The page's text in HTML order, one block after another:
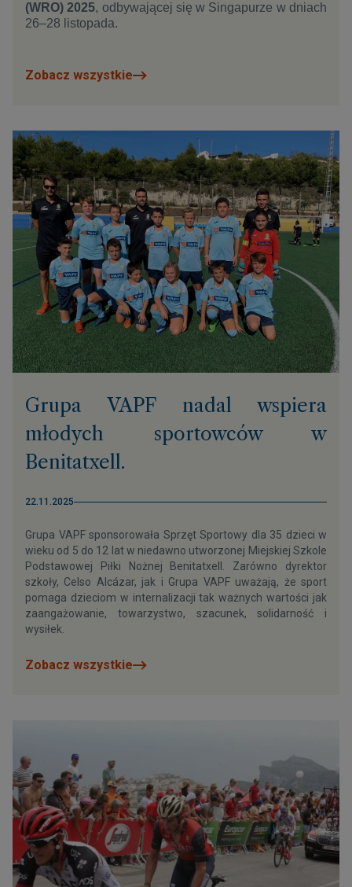
(WRO) 2025, odbywającej się w Singapurze w dniach
26–28 listopada.
Zobacz wszystkie
Grupa VAPF nadal wspiera
młodych sportowców w
Benitatxell.
22.11.2025
Grupa VAPF sponsorowała Sprzęt Sportowy dla 35 dzieci w
wieku od 5 do 12 lat w niedawno utworzonej Miejskiej Szkole
Podstawowej Piłki Nożnej Benitatxell. Zarówno dyrektor
szkoły, Celso Alcázar, jak i Grupa VAPF uważają, że sport
pomaga dzieciom w internalizacji tak ważnych wartości jak
zaangażowanie, towarzystwo, szacunek, solidarność i
wysiłek.
Zobacz wszystkie